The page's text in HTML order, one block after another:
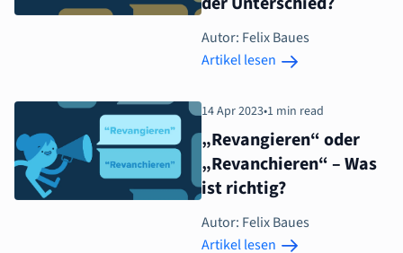
Autor: Felix Baues
Artikel lesen
14 Apr 2023•1 min read
„Revangieren“ oder
„Revanchieren“ – Was
ist richtig?
Autor: Felix Baues
Artikel lesen